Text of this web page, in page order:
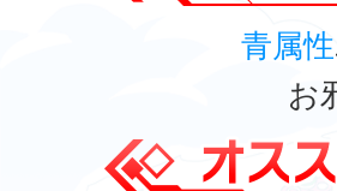
青属性
お